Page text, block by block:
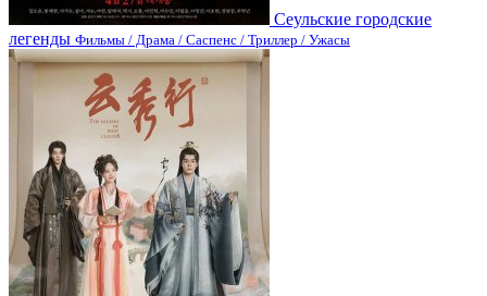
Сеульские городские
легенды Фильмы / Драма / Саспенс / Триллер / Ужасы